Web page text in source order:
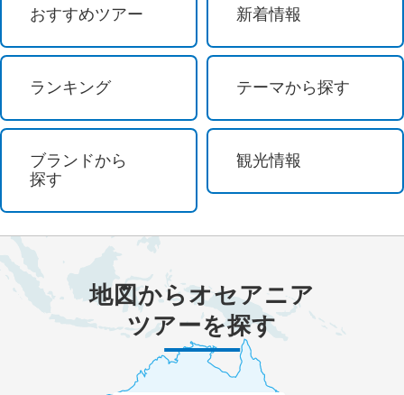
テーマパーク
おすすめツアー 新着情報
ランキング テーマから探す
ブランドから
探す
観光情報
地図からオセアニア
ツアーを探す